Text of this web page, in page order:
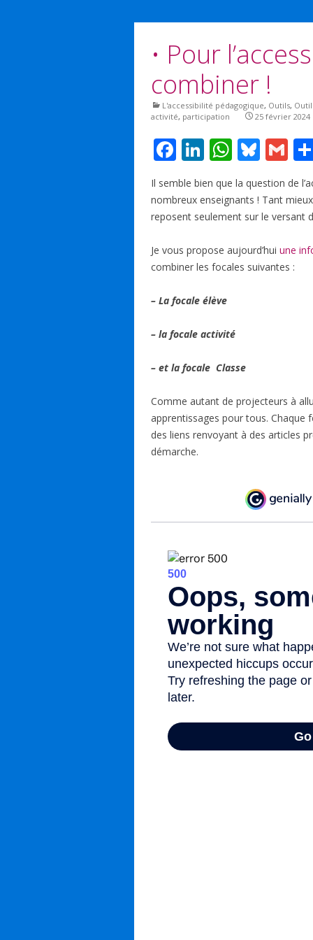
• Pour
combiner !
L'accessibilité pédagogique, Outils,
activité, participation 25 février 2024
F
ac
e
b
o
Li
k
e
n
W
h
at
s
A
p
Bl
u
e
sk
y
G
m
ai
l
Il semble bien que la question de
nombreux enseignants ! Tant
reposent seulement sur le versant
Je vous propose aujourd’hui une
combiner les focales suivantes :
– La focale élève
– la focale activité
– et la focale Classe
Comme autant de projecteurs à
apprentissages pour tous. Chaque
des liens renvoyant à des articles
démarche.